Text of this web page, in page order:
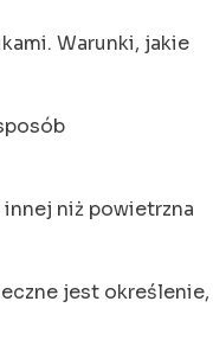
Warunki, jakie
niż powietrzna
jest określenie,